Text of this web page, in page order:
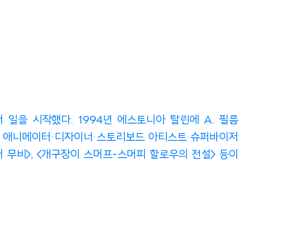
일을 시작했다. 1994년 에스토니아 탈린에 A. 필름
메이터·디자이너·스토리보드 아티스트·슈퍼바이저
비>, <개구장이 스머프-스머피 할로우의 전설> 등이